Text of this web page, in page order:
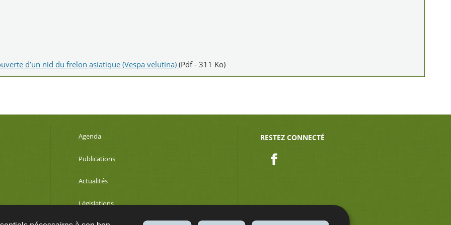
d’un nid du frelon asiatique (Vespa velutina) (Pdf - 311 Ko)
Agenda
Publications
Actualités
Législations
RESTEZ CONNECTÉ